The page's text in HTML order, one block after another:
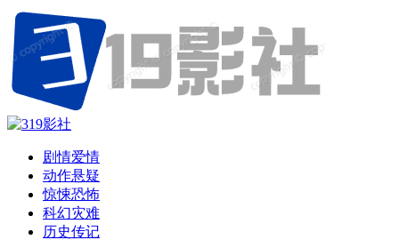
剧情爱情
动作悬疑
惊悚恐怖
科幻灾难
历史传记